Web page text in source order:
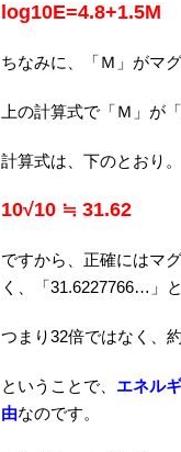
log10E=4.8+1.5M
ちなみに、「Ｍ」がマ
上の計算式で「Ｍ」が
計算式は、下のとおり。
10√10 ≒ 31.62
ですから、正確にはマ
く、「31.6227766…」
つまり32倍ではなく、
ということで、 エネル
由なのです。